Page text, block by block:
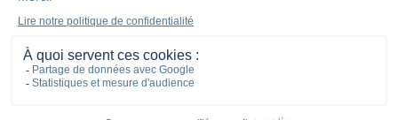
Mentions légales
Politique de confidentialité